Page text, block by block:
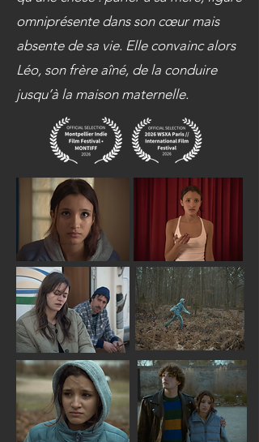
omniprésente dans son cœur mais
absente de sa vie. Elle convainc alors
Léo, son frère aîné, de la conduire
jusqu’à la maison maternelle.